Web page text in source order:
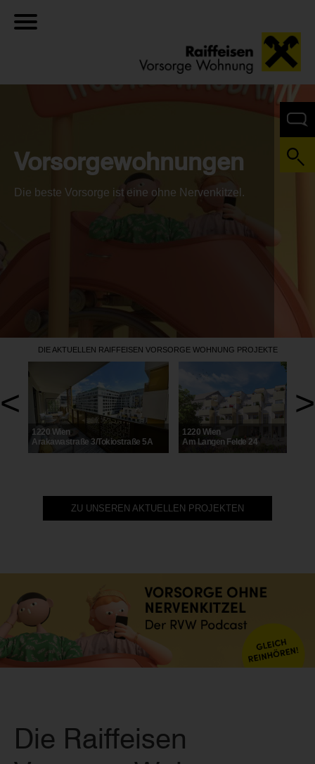
Vorsorgewohnungen
Die beste Vorsorge ist eine ohne Nervenkitzel.
DIE AKTUELLEN RAIFFEISEN VORSORGE WOHNUNG PROJEKTE
< >
1220 Wien
Arakawastraße 3/Tokiostraße 5A
1220 Wien
Am Langen Felde 24
ZU UNSEREN AKTUELLEN PROJEKTEN
Die Raiffeisen